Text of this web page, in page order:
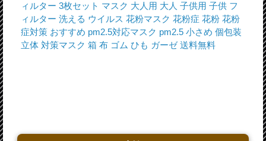
ィルター 3枚セット マスク 大人用 大人 子供用 子供 フ
ィルター 洗える ウイルス 花粉マスク 花粉症 花粉 花粉
症対策 おすすめ pm2.5対応マスク pm2.5 小さめ 個包装
立体 対策マスク 箱 布 ゴム ひも ガーゼ 送料無料